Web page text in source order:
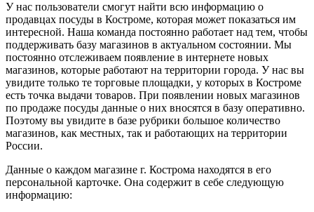
У нас пользователи смогут найти всю информацию о
продавцах посуды в Костроме, которая может показаться им
интересной. Наша команда постоянно работает над тем, чтобы
поддерживать базу магазинов в актуальном состоянии. Мы
постоянно отслеживаем появление в интернете новых
магазинов, которые работают на территории города. У нас вы
увидите только те торговые площадки, у которых в Костроме
есть точка выдачи товаров. При появлении новых магазинов
по продаже посуды данные о них вносятся в базу оперативно.
Поэтому вы увидите в базе рубрики большое количество
магазинов, как местных, так и работающих на территории
России.
Данные о каждом магазине г. Кострома находятся в его
персональной карточке. Она содержит в себе следующую
информацию: